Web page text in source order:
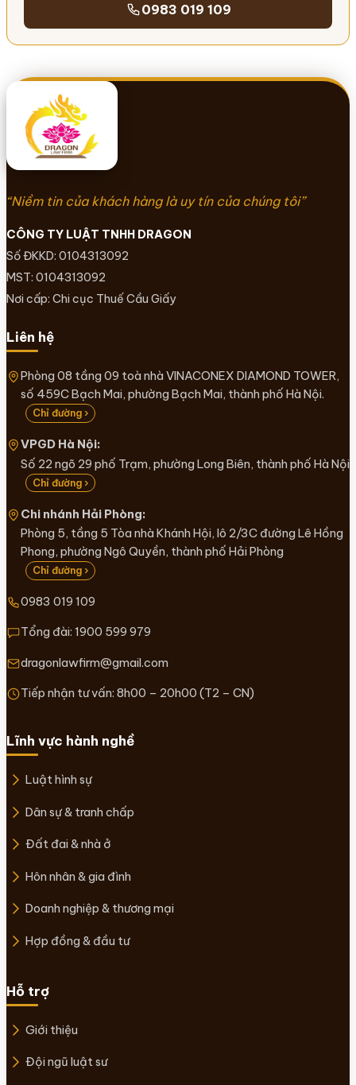
0983 019 109
“Niềm tin của khách hàng là uy tín của chúng tôi”
CÔNG TY LUẬT TNHH DRAGON
Số ĐKKD: 0104313092
MST: 0104313092
Nơi cấp: Chi cục Thuế Cầu Giấy
Liên hệ
Phòng 08 tầng 09 toà nhà VINACONEX DIAMOND TOWER,
số 459C Bạch Mai, phường Bạch Mai, thành phố Hà Nội.
Chỉ đường ›
VPGD Hà Nội:
Số 22 ngõ 29 phố Trạm, phường Long Biên, thành phố Hà Nội
Chỉ đường ›
Chi nhánh Hải Phòng:
Phòng 5, tầng 5 Tòa nhà Khánh Hội, lô 2/3C đường Lê Hồng
Phong, phường Ngô Quyền, thành phố Hải Phòng
Chỉ đường ›
0983 019 109
Tổng đài: 1900 599 979
dragonlawfirm@gmail.com
Tiếp nhận tư vấn: 8h00 – 20h00 (T2 – CN)
Lĩnh vực hành nghề
Luật hình sự
Dân sự & tranh chấp
Đất đai & nhà ở
Hôn nhân & gia đình
Doanh nghiệp & thương mại
Hợp đồng & đầu tư
Hỗ trợ
Giới thiệu
Đội ngũ luật sư